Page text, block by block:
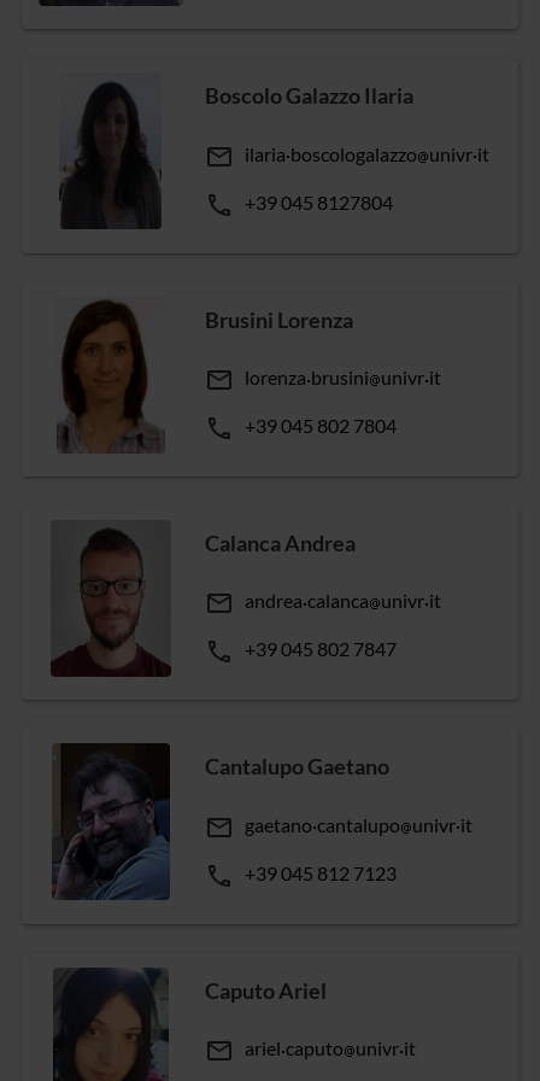
Boscolo Galazzo Ilaria
email ilaria boscologalazzo univr it
phone +39 045 8127804
Brusini Lorenza
email lorenza brusini univr it
phone +39 045 802 7804
Calanca Andrea
email andrea calanca univr it
phone +39 045 802 7847
Cantalupo Gaetano
email gaetano cantalupo univr it
phone +39 045 812 7123
Caputo Ariel
email ariel caputo univr it